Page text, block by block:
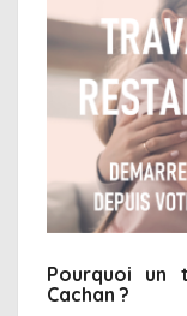
Pourquoi un
Cachan ?